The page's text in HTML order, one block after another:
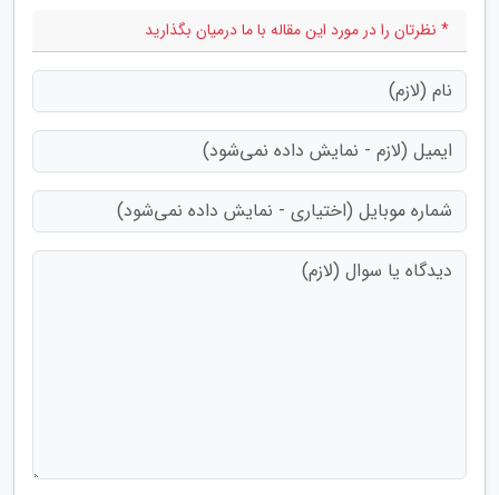
* نظرتان را در مورد این مقاله با ما درمیان بگذارید